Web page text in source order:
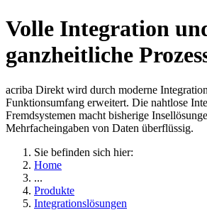
Volle Integration
ganzheitliche
acriba Direkt wird durch moderne
Funktionsumfang erweitert. Die nahtlose
Fremdsystemen macht bisherige
Mehrfacheingaben von Daten überflüssig.
Sie befinden sich hier:
Home
...
Produkte
Integrationslösungen